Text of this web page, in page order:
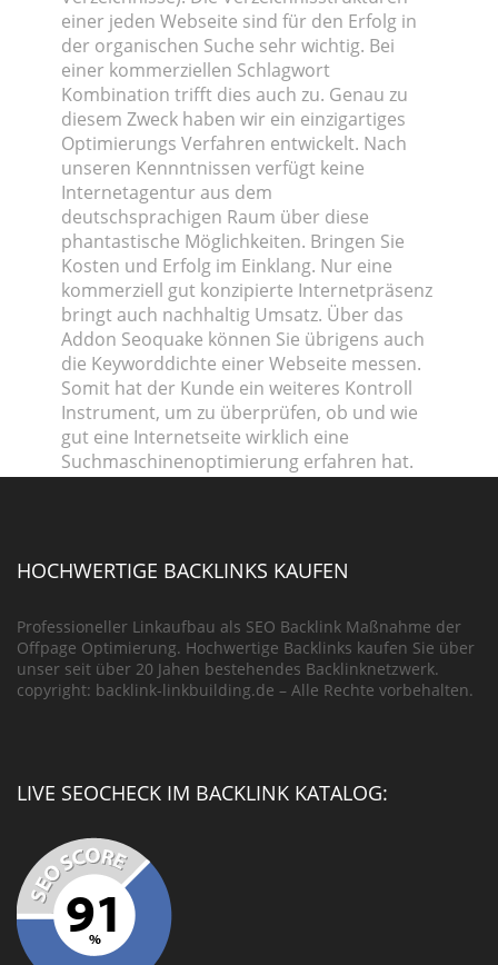
einer jeden Webseite sind für den Erfolg in
der organischen Suche sehr wichtig. Bei
einer kommerziellen Schlagwort
Kombination trifft dies auch zu. Genau zu
diesem Zweck haben wir ein einzigartiges
Optimierungs Verfahren entwickelt. Nach
unseren Kennntnissen verfügt keine
Internetagentur aus dem
deutschsprachigen Raum über diese
phantastische Möglichkeiten. Bringen Sie
Kosten und Erfolg im Einklang. Nur eine
kommerziell gut konzipierte Internetpräsenz
bringt auch nachhaltig Umsatz. Über das
Addon Seoquake können Sie übrigens auch
die Keyworddichte einer Webseite messen.
Somit hat der Kunde ein weiteres Kontroll
Instrument, um zu überprüfen, ob und wie
gut eine Internetseite wirklich eine
Suchmaschinenoptimierung erfahren hat.
HOCHWERTIGE BACKLINKS KAUFEN
Professioneller Linkaufbau als SEO Backlink Maßnahme der
Offpage Optimierung. Hochwertige Backlinks kaufen Sie über
unser seit über 20 Jahen bestehendes Backlinknetzwerk.
copyright: backlink-linkbuilding.de – Alle Rechte vorbehalten.
LIVE SEOCHECK IM BACKLINK KATALOG: